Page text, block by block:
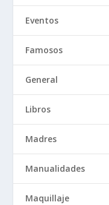
Eventos
Famosos
General
Libros
Madres
Manualidades
Maquillaje